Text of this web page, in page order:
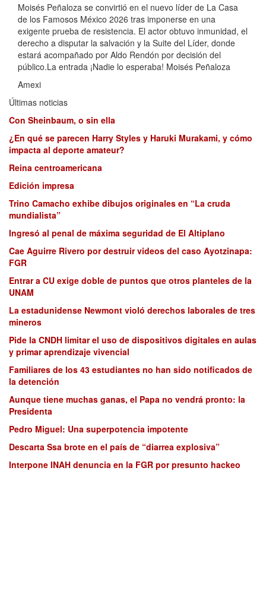
Moisés Peñaloza se convirtió en el nuevo líder de La Casa
de los Famosos México 2026 tras imponerse en una
exigente prueba de resistencia. El actor obtuvo inmunidad, el
derecho a disputar la salvación y la Suite del Líder, donde
estará acompañado por Aldo Rendón por decisión del
público.La entrada ¡Nadie lo esperaba! Moisés Peñaloza
Amexi
Últimas noticias
Con Sheinbaum, o sin ella
¿En qué se parecen Harry Styles y Haruki Murakami, y cómo
impacta al deporte amateur?
Reina centroamericana
Edición impresa
Trino Camacho exhibe dibujos originales en “La cruda
mundialista”
Ingresó al penal de máxima seguridad de El Altiplano
Cae Aguirre Rivero por destruir videos del caso Ayotzinapa:
FGR
Entrar a CU exige doble de puntos que otros planteles de la
UNAM
La estadunidense Newmont violó derechos laborales de tres
mineros
Pide la CNDH limitar el uso de dispositivos digitales en aulas
y primar aprendizaje vivencial
Familiares de los 43 estudiantes no han sido notificados de
la detención
Aunque tiene muchas ganas, el Papa no vendrá pronto: la
Presidenta
Pedro Miguel: Una superpotencia impotente
Descarta Ssa brote en el país de “diarrea explosiva”
Interpone INAH denuncia en la FGR por presunto hackeo